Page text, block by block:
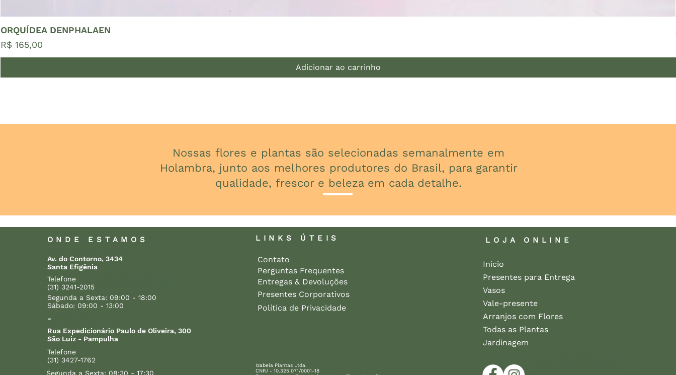
ORQUÍDEA DENPHALAEN
Preço
R$ 165,00
Adicionar ao carrinho
Nossas flores e plantas são selecionadas semanalmente em
Holambra, junto aos melhores produtores do Brasil, para garantir
qualidade, frescor e beleza em cada detalhe.
presentes com plantas
orquídeas de presente
arranjos de flores Belo Horizonte
plantas decorativas como presente
presentear com flores BH
entrega de plantas em Belo
delivery de plantas BH
ONDE ESTAMOS
Av. do Contorno, 3434
Santa Efigênia
Telefone
(31) 3241-2015
Segunda a Sexta: 09:00 - 18:00
Sábado: 09:00 - 13:00
-
Rua Expedicionário Paulo de Oliveira, 300
São Luiz - Pampulha
Telefone
(31) 3427-1762
Segunda a Sexta: 08:30 - 17:30
LINKS ÚTEIS
Contato
Perguntas Frequentes
Entregas & Devoluções
Presentes Corporativos
Política de Privacidade
Izabela Plantas Ltda.
CNPJ - 10.325.071/0001-18
LOJA ONLINE
Início
Presentes para Entrega
Vasos
Vale-presente
Arranjos com Flores
Todas as Plantas
Jardinagem
entrega - floricultura entrega hoje -